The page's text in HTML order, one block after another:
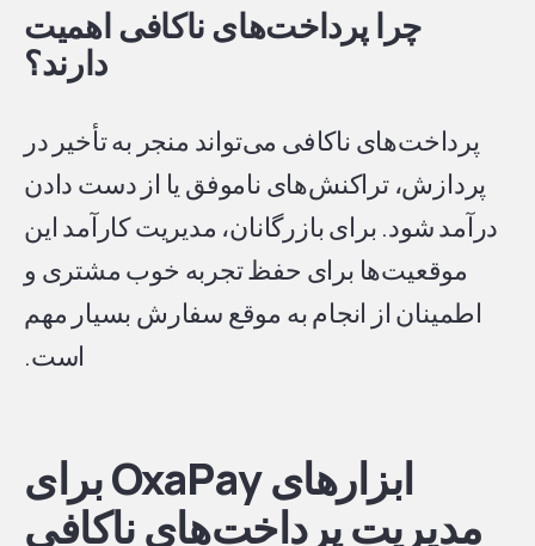
چرا پرداخت‌های ناکافی اهمیت
دارند؟
پرداخت‌های ناکافی می‌تواند منجر به تأخیر در
پردازش، تراکنش‌های ناموفق یا از دست دادن
درآمد شود. برای بازرگانان، مدیریت کارآمد این
موقعیت‌ها برای حفظ تجربه خوب مشتری و
اطمینان از انجام به موقع سفارش بسیار مهم
است.
ابزارهای OxaPay برای
مدیریت پرداخت‌های ناکافی